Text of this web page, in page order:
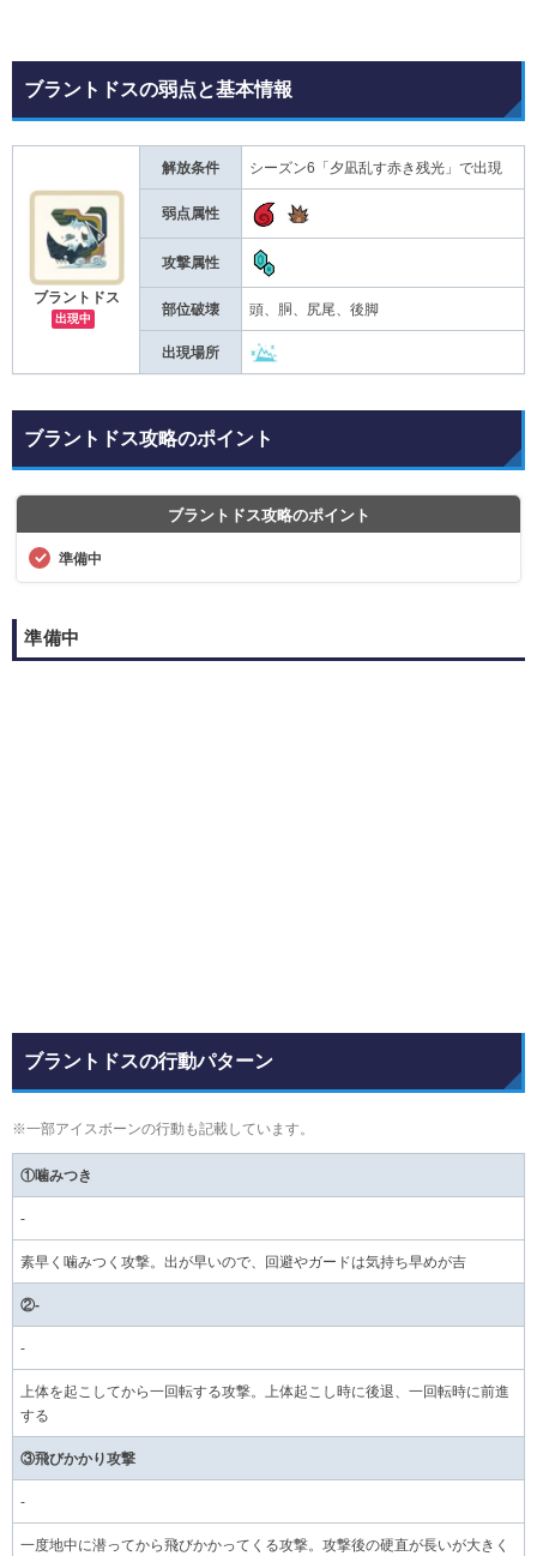
ブラントドスの弱点と基本情報
ブラントドス
出現中
解放条件 シーズン6「夕凪乱す赤き残光」で出現
弱点属性
攻撃属性
部位破壊 頭、胴、尻尾、後脚
出現場所
ブラントドス攻略のポイント
ブラントドス攻略のポイント
準備中
準備中
ブラントドスの行動パターン
※一部アイスボーンの行動も記載しています。
①噛みつき
-
素早く噛みつく攻撃。出が早いので、回避やガードは気持ち早めが吉
②-
-
上体を起こしてから一回転する攻撃。上体起こし時に後退、一回転時に前進
する
③飛びかかり攻撃
-
一度地中に潜ってから飛びかかってくる攻撃。攻撃後の硬直が長いが大きく